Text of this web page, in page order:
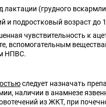
лактации (грудного
и подростковый возраст до
чувствительность к
вспомогательным
НПВС.
следует назначать
наличии в анамнезе
из ЖКТ, при